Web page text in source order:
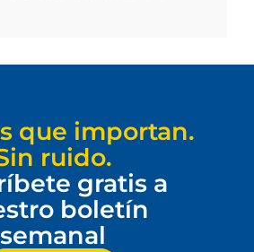
que importan.
ruido.
gratis a
boletín
semanal